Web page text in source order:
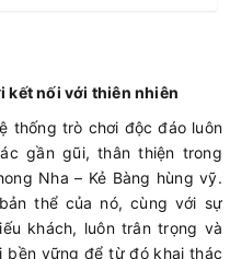
kết nối với thiên nhiên
thống trò chơi độc đáo luôn
gần gũi, thân thiện trong
Nha – Kẻ Bàng hùng vỹ.
thể của nó, cùng với sự
khách, luôn trân trọng và
bền vững để từ đó khai thác